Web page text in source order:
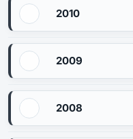
2010
2009
2008